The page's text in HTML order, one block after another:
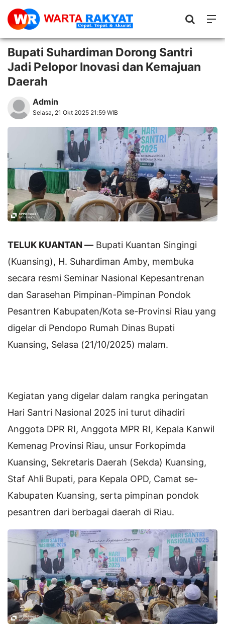
Bupati Suhardiman Dorong Santri
Jadi Pelopor Inovasi dan Kemajuan
Daerah
Admin
Selasa, 21 Okt 2025 21:59 WIB
TELUK KUANTAN — Bupati Kuantan Singingi
(Kuansing), H. Suhardiman Amby, membuka
secara resmi Seminar Nasional Kepesantrenan
dan Sarasehan Pimpinan-Pimpinan Pondok
Pesantren Kabupaten/Kota se-Provinsi Riau yang
digelar di Pendopo Rumah Dinas Bupati
Kuansing, Selasa (21/10/2025) malam.
Kegiatan yang digelar dalam rangka peringatan
Hari Santri Nasional 2025 ini turut dihadiri
Anggota DPR RI, Anggota MPR RI, Kepala Kanwil
Kemenag Provinsi Riau, unsur Forkopimda
Kuansing, Sekretaris Daerah (Sekda) Kuansing,
Staf Ahli Bupati, para Kepala OPD, Camat se-
Kabupaten Kuansing, serta pimpinan pondok
pesantren dari berbagai daerah di Riau.